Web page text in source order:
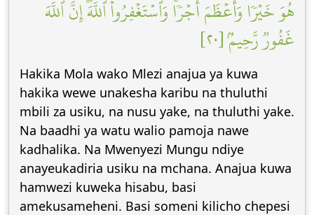
هُوَ خَيۡرٗا وَأَعۡظَمَ أَجۡرٗاۚ وَٱسۡتَغۡفِرُواْ ٱللَّهَۖ إِنَّ ٱللَّهَ
غَفُورٞ رَّحِيمُۢ [٢٠]
Hakika Mola wako Mlezi anajua ya kuwa
hakika wewe unakesha karibu na thuluthi
mbili za usiku, na nusu yake, na thuluthi yake.
Na baadhi ya watu walio pamoja nawe
kadhalika. Na Mwenyezi Mungu ndiye
anayeukadiria usiku na mchana. Anajua kuwa
hamwezi kuweka hisabu, basi
amekusameheni. Basi someni kilicho chepesi